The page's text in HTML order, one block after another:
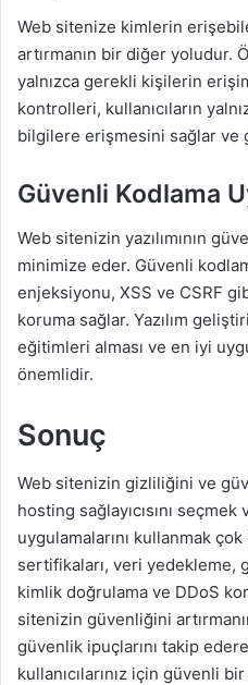
Web sitenize kimlerin
artırmanın bir diğer yoludur.
yalnızca gerekli kişilerin
kontrolleri, kullanıcıların
bilgilere erişmesini sağlar
Güvenli Kodlama
Web sitenizin yazılımının
minimize eder. Güvenli
enjeksiyonu, XSS ve CSRF
koruma sağlar. Yazılım
eğitimleri alması ve en iyi
önemlidir.
Sonuç
Web sitenizin gizliliğini ve
hosting sağlayıcısını
uygulamalarını kullanmak
sertifikaları, veri yedekleme,
kimlik doğrulama ve DDoS
sitenizin güvenliğini
güvenlik ipuçlarını takip
kullanıcılarınız için güvenli